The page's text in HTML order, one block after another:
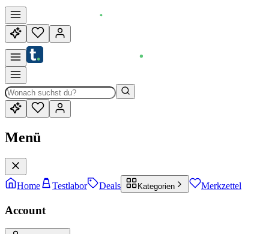
Menü
Home Testlabor Deals Kategorien Merkzettel
Account